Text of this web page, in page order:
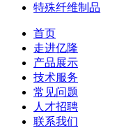
特殊纤维制品
首页
走进亿隆
产品展示
技术服务
常见问题
人才招聘
联系我们